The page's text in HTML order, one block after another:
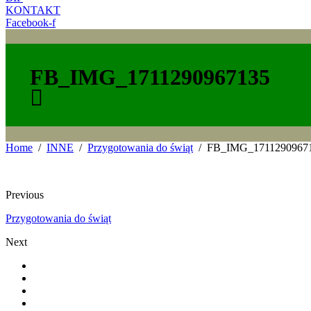
KONTAKT
Facebook-f
FB_IMG_1711290967135
Home INNE Przygotowania do świąt
Previous
Przygotowania do świąt
Next